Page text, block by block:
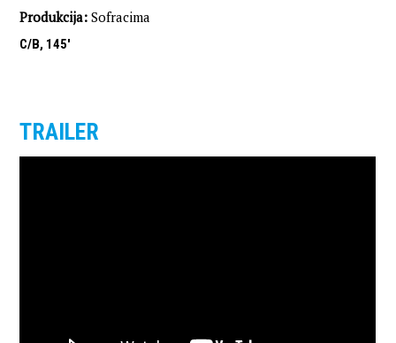
Produkcija: Sofracima
C/B, 145'
TRAILER